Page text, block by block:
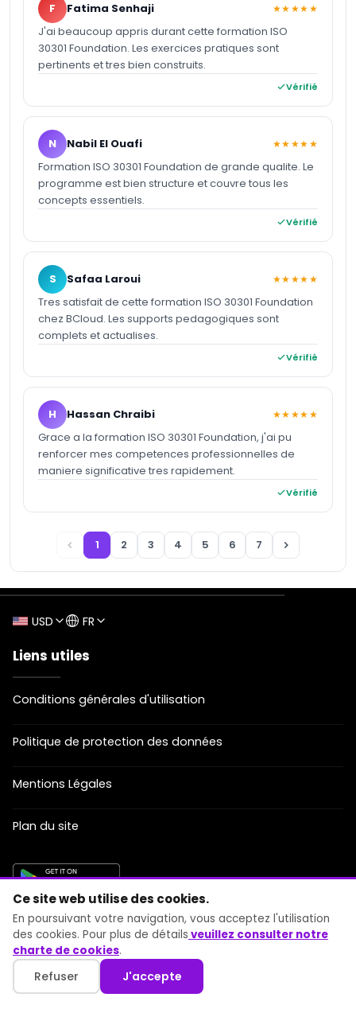
F Fatima Senhaji ★★★★★
J'ai beaucoup appris durant cette formation ISO
30301 Foundation. Les exercices pratiques sont
pertinents et tres bien construits.
Vérifié
N Nabil El Ouafi ★★★★★
Formation ISO 30301 Foundation de grande qualite. Le
programme est bien structure et couvre tous les
concepts essentiels.
Vérifié
S Safaa Laroui ★★★★★
Tres satisfait de cette formation ISO 30301 Foundation
chez BCloud. Les supports pedagogiques sont
complets et actualises.
Vérifié
H Hassan Chraibi ★★★★★
Grace a la formation ISO 30301 Foundation, j'ai pu
renforcer mes competences professionnelles de
maniere significative tres rapidement.
Vérifié
1 2 3 4 5 6 7
USD FR
Liens utiles
Conditions générales d'utilisation
Politique de protection des données
Mentions Légales
Plan du site
MOYENS DE PAIEMENT ACCEPTÉS
Ce site web utilise des cookies.
En poursuivant votre navigation, vous acceptez l'utilisation
des cookies. Pour plus de détails veuillez consulter notre
charte de cookies.
Refuser J'accepte